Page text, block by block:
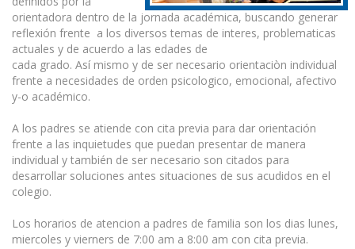
orientadora dentro de la jornada académica, buscando generar
reflexión frente a los diversos temas de interes, problematicas
actuales y de acuerdo a las edades de
cada grado. Así mismo y de ser necesario orientaciòn individual
frente a necesidades de orden psicologico, emocional, afectivo
y-o académico.
A los padres se atiende con cita previa para dar orientación
frente a las inquietudes que puedan presentar de manera
individual y también de ser necesario son citados para
desarrollar soluciones antes situaciones de sus acudidos en el
colegio.
Los horarios de atencion a padres de familia son los dias lunes,
miercoles y vierners de 7:00 am a 8:00 am con cita previa.